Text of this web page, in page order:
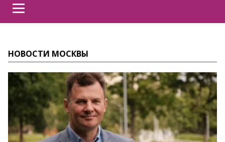
НОВОСТИ МОСКВЫ